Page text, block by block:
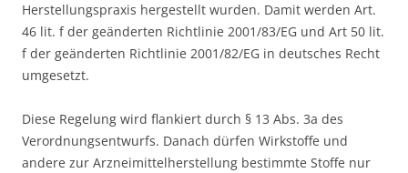
Herstellungspraxis hergestellt wurden. Damit werden Art.
46 lit. f der geänderten Richtlinie 2001/83/EG und Art 50 lit.
f der geänderten Richtlinie 2001/82/EG in deutsches Recht
umgesetzt.
Diese Regelung wird flankiert durch § 13 Abs. 3a des
Verordnungsentwurfs. Danach dürfen Wirkstoffe und
andere zur Arzneimittelherstellung bestimmte Stoffe nur